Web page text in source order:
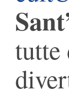
tutte